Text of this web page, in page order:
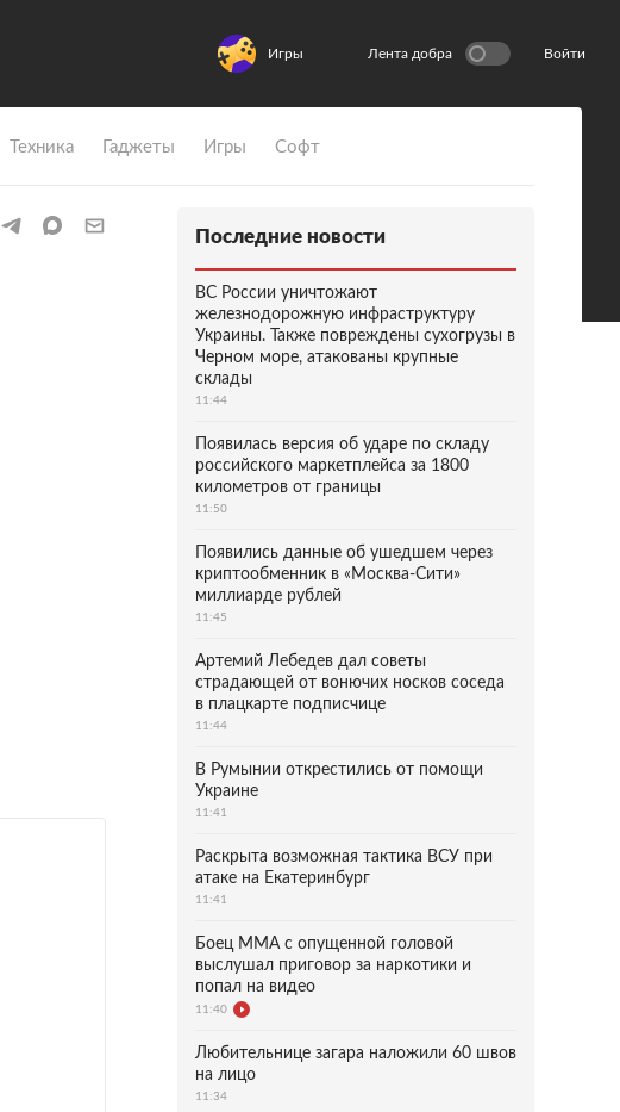
Игры Лента добра Войти
Техника Гаджеты Игры Софт
Последние новости
ВС России уничтожают
железнодорожную инфраструктуру
Украины. Также повреждены сухогрузы в
Черном море, атакованы крупные
склады
11:44
Появилась версия об ударе по складу
российского маркетплейса за 1800
километров от границы
11:50
Появились данные об ушедшем через
криптообменник в «Москва-Сити»
миллиарде рублей
11:45
Артемий Лебедев дал советы
страдающей от вонючих носков соседа
в плацкарте подписчице
11:44
В Румынии открестились от помощи
Украине
11:41
Раскрыта возможная тактика ВСУ при
атаке на Екатеринбург
11:41
Боец ММА с опущенной головой
выслушал приговор за наркотики и
попал на видео
11:40
Любительнице загара наложили 60 швов
на лицо
11:34